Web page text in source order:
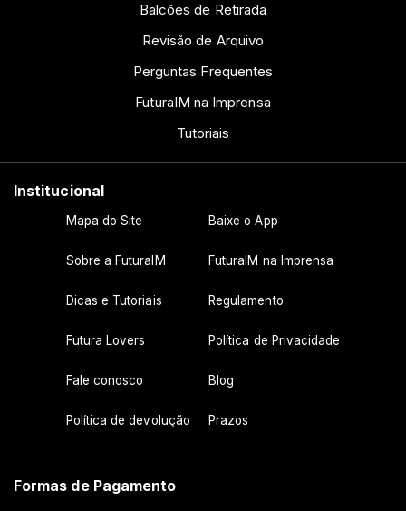
Balcões de Retirada
Revisão de Arquivo
Perguntas Frequentes
FuturaIM na Imprensa
Tutoriais
Institucional
Mapa do Site Baixe o App
Sobre a FuturaIM FuturaIM na Imprensa
Dicas e Tutoriais Regulamento
Futura Lovers Política de Privacidade
Fale conosco Blog
Política de devolução Prazos
Formas de Pagamento